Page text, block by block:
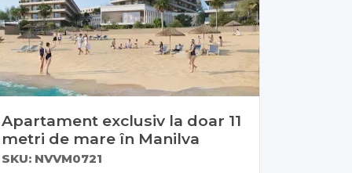
Apartament exclusiv la doar 11
metri de mare în Manilva
SKU: NVVM0721